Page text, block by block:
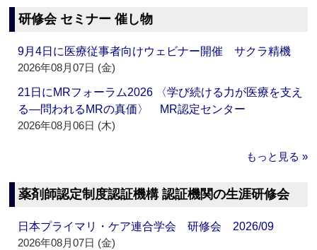
研修会 セミナー 催し物
9月4日に医療従事者向けウェビナー開催 サクラ精機
2026年08月07日 (金)
21日にMRフォーラム2026 〈学び続ける力が医療を支え
る―問われるMRの真価〉 MR認定センター
2026年08月06日 (木)
もっと見る »
薬剤師認定制度認証機構 認証機関の生涯研修会
日本プライマリ・ケア連合学会 研修会 2026/09
2026年08月07日 (金)